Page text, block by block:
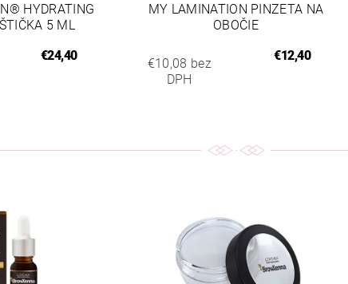
HYDRATING
5 ML
€24,40
MY LAMINATION PINZETA NA
OBOČIE
€10,08 bez
DPH
€12,40